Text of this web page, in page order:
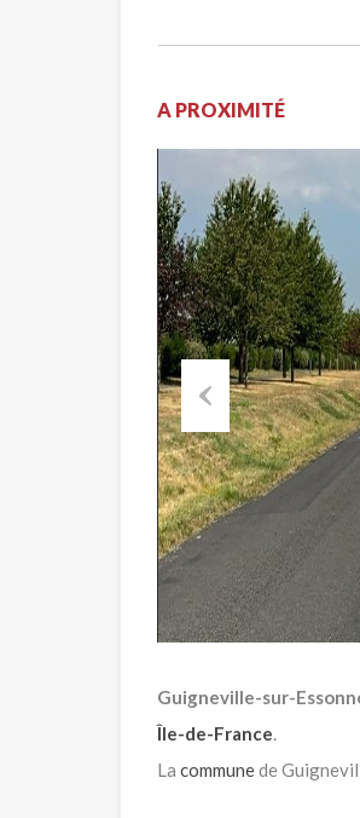
A PROXIMITÉ
Previous
Guigneville-sur-
Île-de-France.
La communede